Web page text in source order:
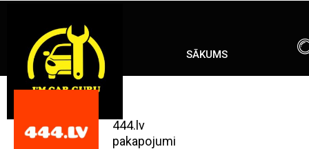
SĀKUMS
444.lv
pakapojumi